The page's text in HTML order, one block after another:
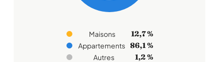
Maisons 12,7 %
Appartements 86,1 %
Autres 1,2 %